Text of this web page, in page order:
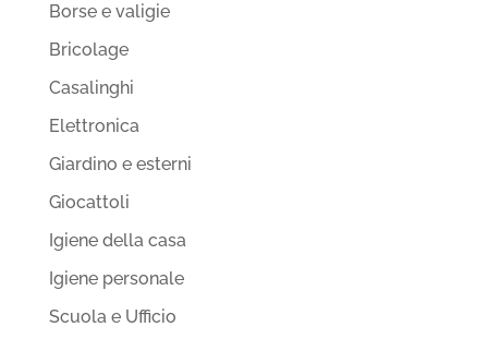
Borse e valigie
Bricolage
Casalinghi
Elettronica
Giardino e esterni
Giocattoli
Igiene della casa
Igiene personale
Scuola e Ufficio